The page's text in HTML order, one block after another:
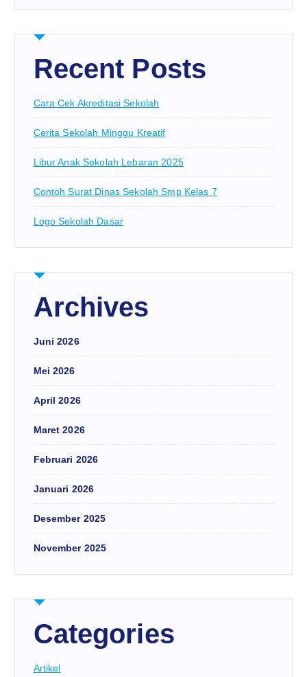
Recent Posts
Cara Cek Akreditasi Sekolah
Cerita Sekolah Minggu Kreatif
Libur Anak Sekolah Lebaran 2025
Contoh Surat Dinas Sekolah Smp Kelas 7
Logo Sekolah Dasar
Archives
Juni 2026
Mei 2026
April 2026
Maret 2026
Februari 2026
Januari 2026
Desember 2025
November 2025
Categories
Artikel